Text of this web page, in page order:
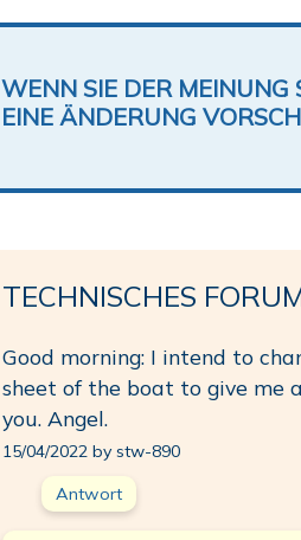
WENN SIE DER MEINUNG
EINE ÄNDERUNG
TECHNISCHES
Good morning: I intend to
sheet of the boat to give me
you. Angel.
15/04/2022 by stw-890
Antwort